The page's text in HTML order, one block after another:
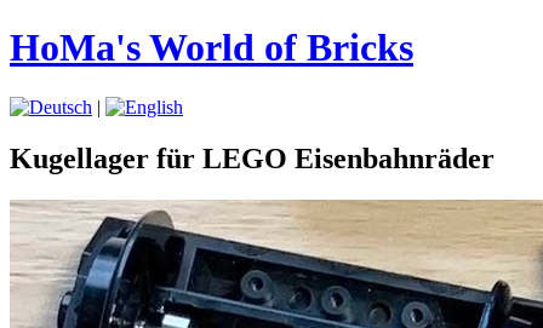
HoMa's World of Bricks
|
Kugellager für LEGO Eisenbahnräder